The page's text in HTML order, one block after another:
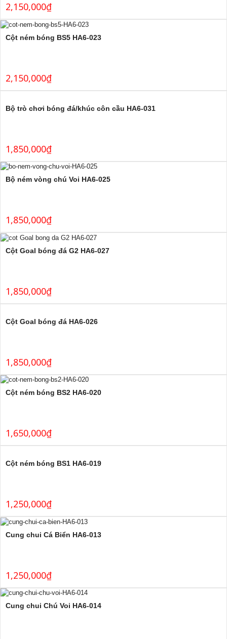
2,150,000₫
Cột ném bóng BS5 HA6-023
2,150,000₫
Bộ trò chơi bóng đá/khúc côn cầu HA6-031
1,850,000₫
Bộ ném vòng chú Voi HA6-025
1,850,000₫
Cột Goal bóng đá G2 HA6-027
1,850,000₫
Cột Goal bóng đá HA6-026
1,850,000₫
Cột ném bóng BS2 HA6-020
1,650,000₫
Cột ném bóng BS1 HA6-019
1,250,000₫
Cung chui Cá Biển HA6-013
1,250,000₫
Cung chui Chú Voi HA6-014